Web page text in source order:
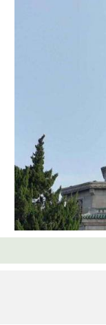
长沙烈士公园
缅怀为我们祖国奉